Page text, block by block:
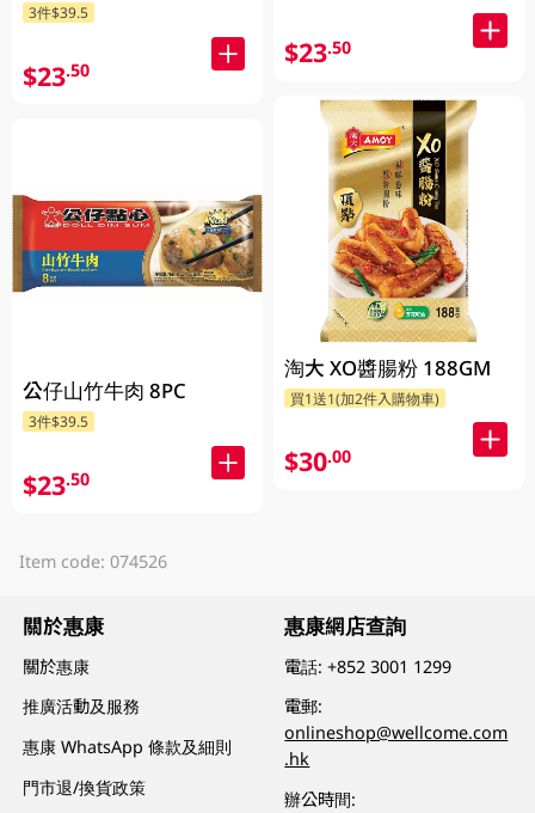
3件$39.5
$23.50
公仔山竹牛肉 8PC
3件$39.5
$23.50
$23.50
淘大 XO醬腸粉 188GM
買1送1(加2件入購物車)
$30.00
Item code: 074526
關於惠康
關於惠康
推廣活動及服務
惠康 WhatsApp 條款及細則
門市退/換貨政策
惠康網店查詢
電話:+852 3001 1299
電郵:
onlineshop@wellcome.com
.hk
辦公時間: